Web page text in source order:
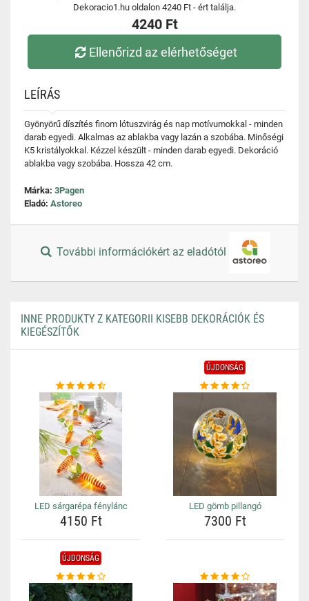
Dekoracio1.hu oldalon 4240 Ft - ért találja.
4240 Ft
Ellenőrizd az elérhetőséget
LEÍRÁS
Gyönyörű díszítés finom lótuszvirág és nap motívumokkal - minden
darab egyedi. Alkalmas az ablakba vagy lazán a szobába. Minőségi
K5 kristályokkal. Kézzel készült - minden darab egyedi. Dekoráció
ablakba vagy szobába. Hossza 42 cm.
Márka: 3Pagen
Eladó: Astoreo
További információkért az eladótól
INNE PRODUKTY Z KATEGORII KISEBB DEKORÁCIÓK ÉS
KIEGÉSZÍTŐK
LED sárgarépa fénylánc
4150 Ft
ÚJDONSÁG
LED gömb pillangó
7300 Ft
ÚJDONSÁG